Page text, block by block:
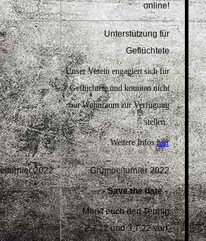
online!
Unterstützung für
Geflüchtete
Unser Verein engagiert sich für
Geflüchtete und konnten nicht
nur Wohnraum zur Verfügung
stellen.
Weitere Infoshier
2022 Grümpelturnier 2022
- Save the date -
Merkt euch den Termin
2.7.22 und 3.7.22 vor!